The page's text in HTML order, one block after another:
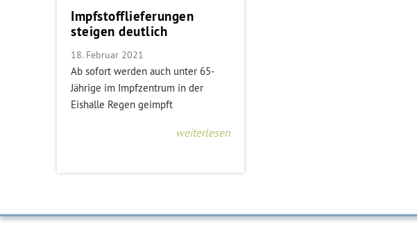
Impfstofflieferungen
steigen deutlich
18. Februar 2021
Ab sofort werden auch unter 65-
Jährige im Impfzentrum in der
Eishalle Regen geimpft
weiterlesen